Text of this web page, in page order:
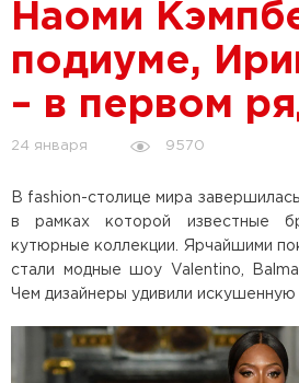
Наоми
подиуме,
– в первом
24 января 9570
В fashion-столице мира
в рамках которой известные
кутюрные коллекции. Ярчайшими
стали модные шоу Valentino,
Чем дизайнеры удивили